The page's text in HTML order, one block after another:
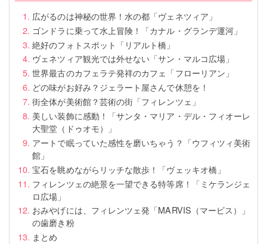
広がるのは神秘の世界！水の都「ヴェネツィア」
ゴンドラに乗って水上冒険！「カナル・グランデ運河」
絶好のフォトスポット「リアルト橋」
ヴェネツィア観光では外せない「サン・マルコ広場」
世界最古のカフェラテ発祥のカフェ「フローリアン」
どの味がお好み？ジェラート屋さんで休憩を！
街全体が美術館？芸術の街「フィレンツェ」
美しい装飾に感動！「サンタ・マリア・デル・フィオーレ
大聖堂（ドゥオモ）」
アートで眠っていた感性を磨いちゃう？「ウフィツィ美術
館」
宝石を眺めながらリッチな散歩！「ヴェッキオ橋」
フィレンツェの絶景を一望できる特等席！「ミケランジェ
ロ広場」
おみやげには、フィレンツェ発「MARVIS（マービス）」
の歯磨き粉
まとめ